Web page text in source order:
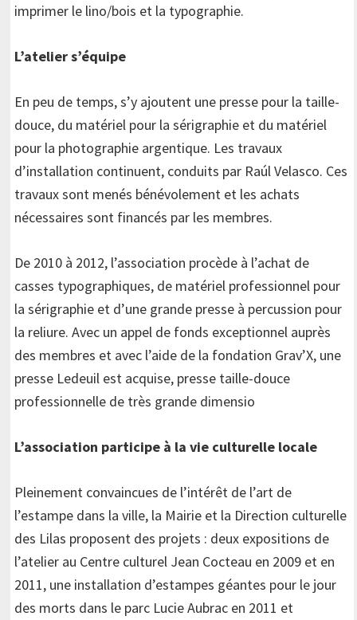
imprimer le lino/bois et la typographie.
L’atelier s’équipe
En peu de temps, s’y ajoutent une presse pour la taille-
douce, du matériel pour la sérigraphie et du matériel
pour la photographie argentique. Les travaux
d’installation continuent, conduits par Raúl Velasco. Ces
travaux sont menés bénévolement et les achats
nécessaires sont financés par les membres.
De 2010 à 2012, l’association procède à l’achat de
casses typographiques, de matériel professionnel pour
la sérigraphie et d’une grande presse à percussion pour
la reliure. Avec un appel de fonds exceptionnel auprès
des membres et avec l’aide de la fondation Grav’X, une
presse Ledeuil est acquise, presse taille-douce
professionnelle de très grande dimensio
L’association participe à la vie culturelle locale
Pleinement convaincues de l’intérêt de l’art de
l’estampe dans la ville, la Mairie et la Direction culturelle
des Lilas proposent des projets : deux expositions de
l’atelier au Centre culturel Jean Cocteau en 2009 et en
2011, une installation d’estampes géantes pour le jour
des morts dans le parc Lucie Aubrac en 2011 et